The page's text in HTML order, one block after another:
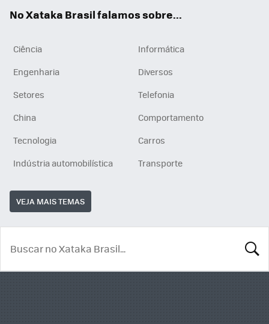
No Xataka Brasil falamos sobre...
Ciência
Informática
Engenharia
Diversos
Setores
Telefonia
China
Comportamento
Tecnologia
Carros
Indústria automobilística
Transporte
VEJA MAIS TEMAS